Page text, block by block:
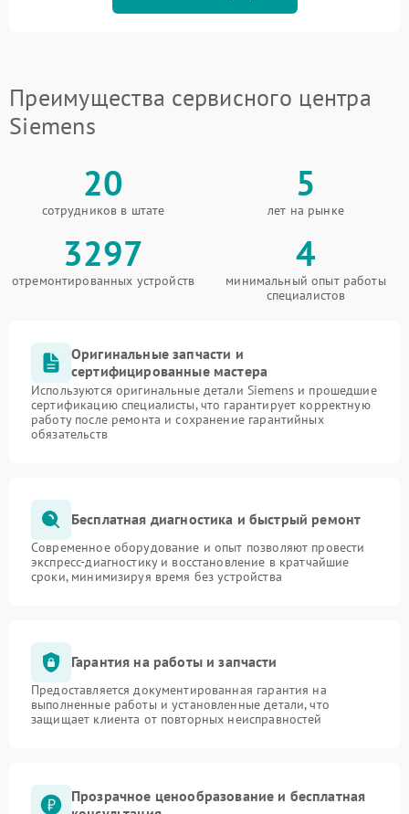
Преимущества сервисного центра
Siemens
20
сотрудников в штате
5
лет на рынке
3297
отремонтированных устройств
4
минимальный опыт работы
специалистов
Оригинальные запчасти и
сертифицированные мастера
Используются оригинальные детали Siemens и прошедшие
сертификацию специалисты, что гарантирует корректную
работу после ремонта и сохранение гарантийных
обязательств
Бесплатная диагностика и быстрый ремонт
Современное оборудование и опыт позволяют провести
экспресс-диагностику и восстановление в кратчайшие
сроки, минимизируя время без устройства
Гарантия на работы и запчасти
Предоставляется документированная гарантия на
выполненные работы и установленные детали, что
защищает клиента от повторных неисправностей
Прозрачное ценообразование и бесплатная